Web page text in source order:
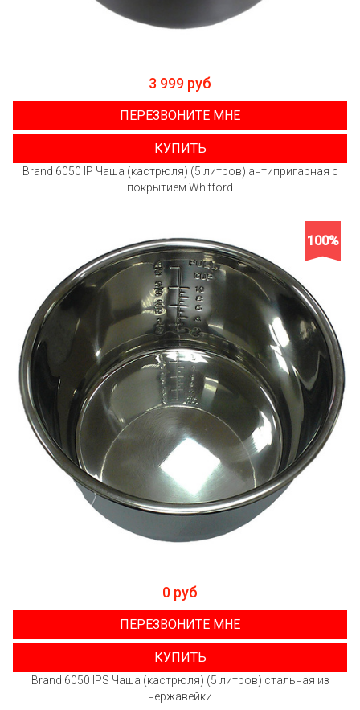
3 999 руб
ПЕРЕЗВОНИТЕ МНЕ
КУПИТЬ
Brand 6050 IP Чаша (кастрюля) (5 литров) антипригарная с
покрытием Whitford
100%
0 руб
ПЕРЕЗВОНИТЕ МНЕ
КУПИТЬ
Brand 6050 IPS Чаша (кастрюля) (5 литров) стальная из
нержавейки